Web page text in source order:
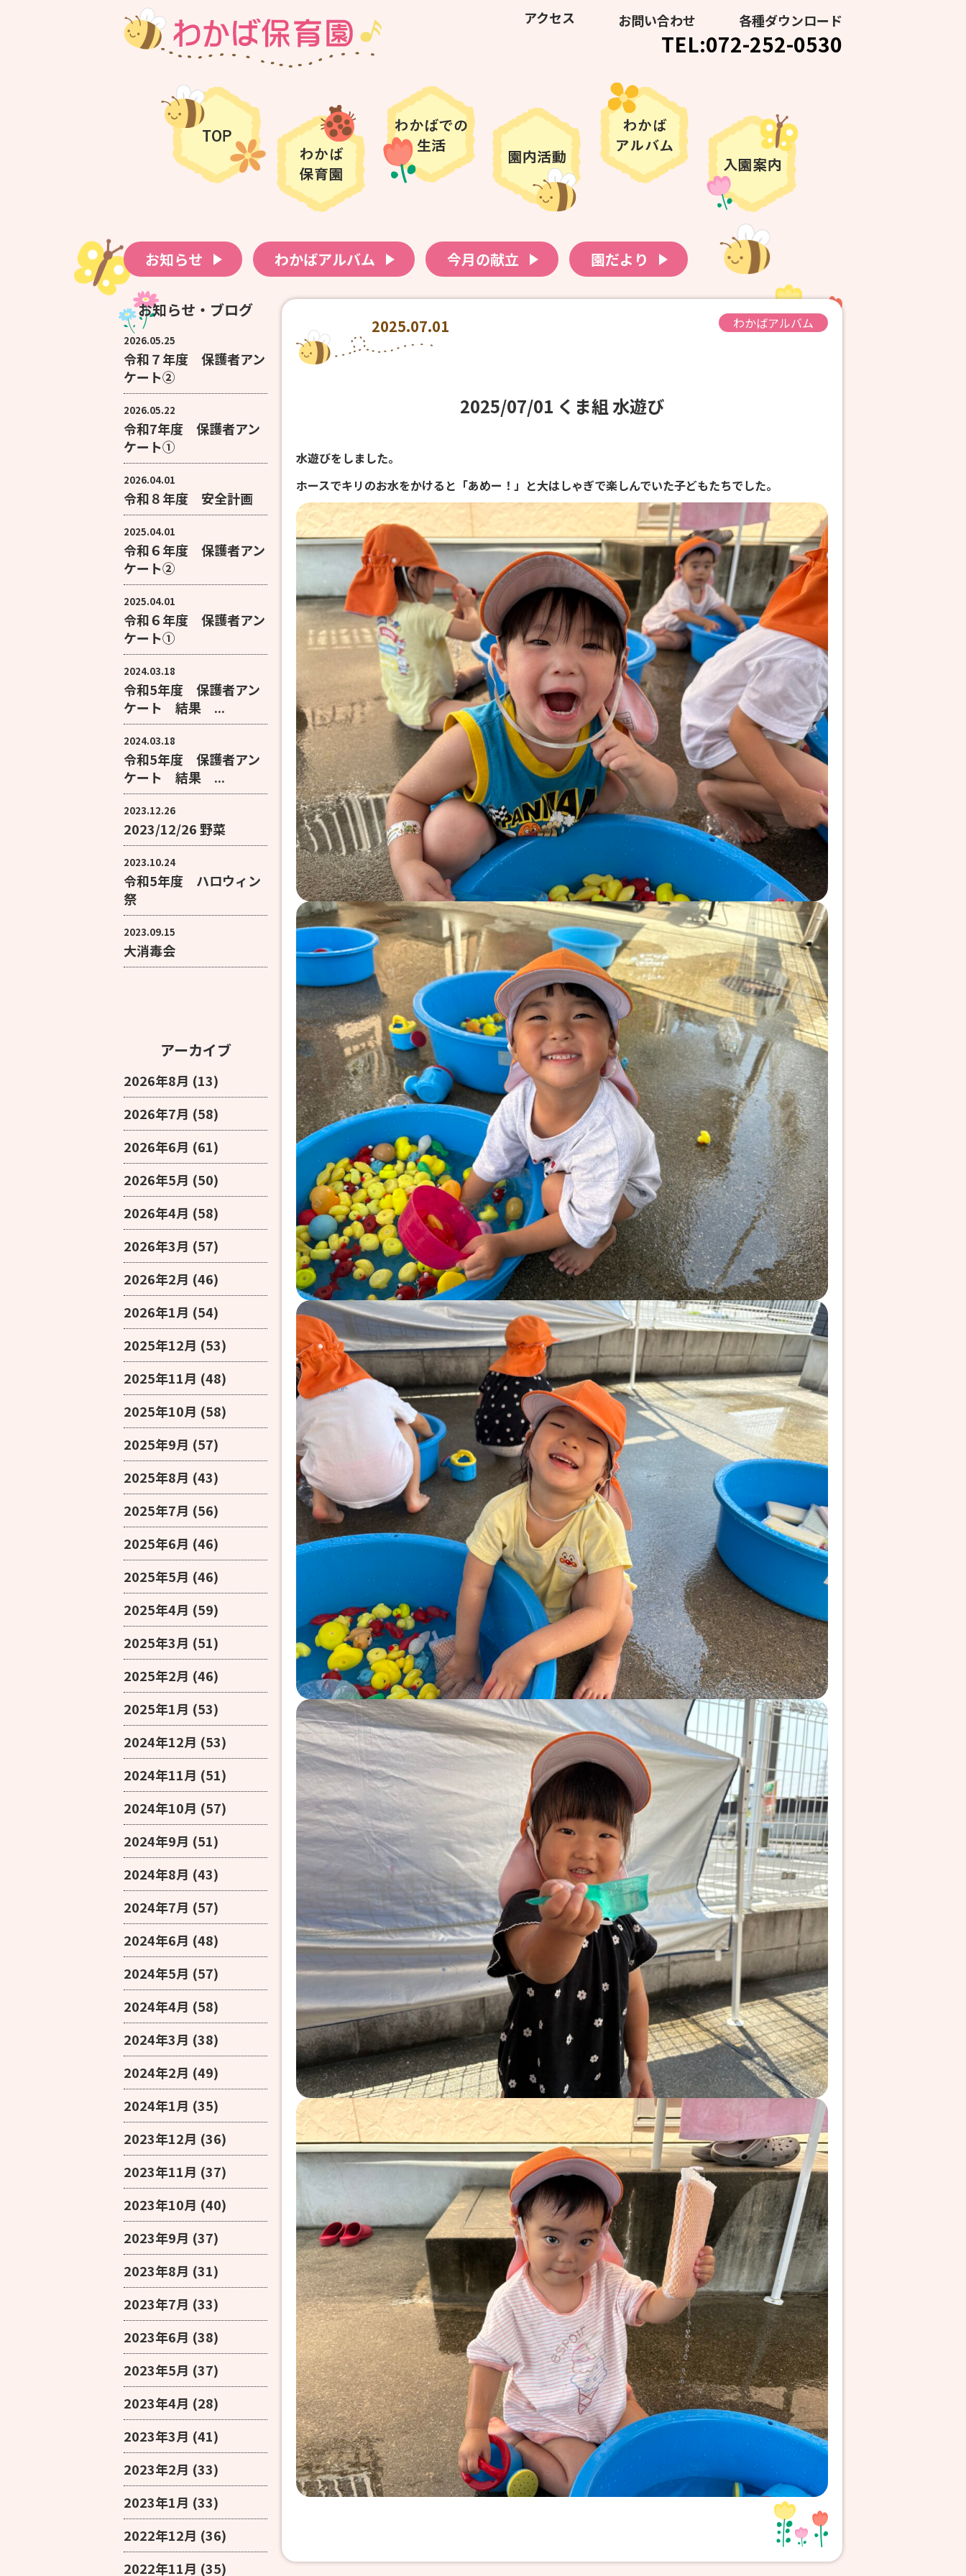
アクセス お問い合わせ 各種ダウンロード
TEL:072-252-0530
お知らせ わかばアルバム 今月の献立 園だより
お知らせ・ブログ
2026.05.25
令和７年度 保護者アン
ケート②
2026.05.22
令和7年度 保護者アン
ケート①
2026.04.01
令和８年度 安全計画
2025.04.01
令和６年度 保護者アン
ケート②
2025.04.01
令和６年度 保護者アン
ケート①
2024.03.18
令和5年度 保護者アン
ケート 結果 ...
2024.03.18
令和5年度 保護者アン
ケート 結果 ...
2023.12.26
2023/12/26 野菜
2023.10.24
令和5年度 ハロウィン
祭
2023.09.15
大消毒会
アーカイブ
2026年8月 (13)
2026年7月 (58)
2026年6月 (61)
2026年5月 (50)
2026年4月 (58)
2026年3月 (57)
2026年2月 (46)
2026年1月 (54)
2025年12月 (53)
2025年11月 (48)
2025年10月 (58)
2025年9月 (57)
2025年8月 (43)
2025年7月 (56)
2025年6月 (46)
2025年5月 (46)
2025年4月 (59)
2025年3月 (51)
2025年2月 (46)
2025年1月 (53)
2024年12月 (53)
2024年11月 (51)
2024年10月 (57)
2024年9月 (51)
2024年8月 (43)
2024年7月 (57)
2024年6月 (48)
2024年5月 (57)
2024年4月 (58)
2024年3月 (38)
2024年2月 (49)
2024年1月 (35)
2023年12月 (36)
2023年11月 (37)
2023年10月 (40)
2023年9月 (37)
2023年8月 (31)
2023年7月 (33)
2023年6月 (38)
2023年5月 (37)
2023年4月 (28)
2023年3月 (41)
2023年2月 (33)
2023年1月 (33)
2022年12月 (36)
2022年11月 (35)
2025.07.01 わかばアルバム
2025/07/01 くま組 水遊び
水遊びをしました。
ホースでキリのお水をかけると「あめー！」と大はしゃぎで楽しんでいた子どもたちでした。